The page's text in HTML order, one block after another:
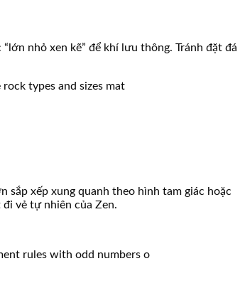
nhỏ xen kẽ” để khí lưu thông. Tránh đặt đá
xếp xung quanh theo hình tam giác hoặc
vẻ tự nhiên của Zen.